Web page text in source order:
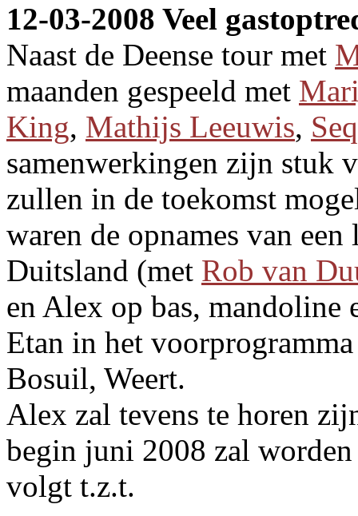
12-03-2008 Veel
Naast de Deense tour met
maanden gespeeld met
King, Mathijs Leeuwis,
samenwerkingen zijn stuk
zullen in de toekomst
waren de opnames van
Duitsland (met Rob van
en Alex op bas, mandoline
Etan in het
Bosuil, Weert.
Alex zal tevens te horen
begin juni 2008 zal
volgt t.z.t.